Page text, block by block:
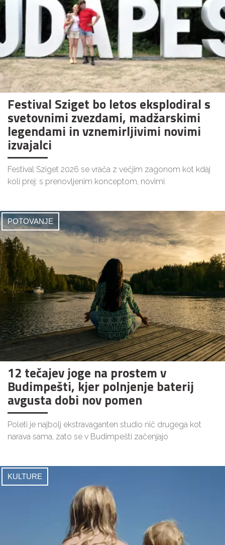
Festival Sziget bo letos eksplodiral s
svetovnimi zvezdami, madžarskimi
legendami in vznemirljivimi novimi
izvajalci
Festival Sziget 2026 se vrača z večjim zagonom kot kdaj
koli prej: s prenovljenim konceptom, novimi
POTOVANJE
12 tečajev joge na prostem v
Budimpešti, kjer polnjenje baterij
avgusta dobi nov pomen
Poleti je najbolj ekstravaganten studio nič drugega kot
narava sama, zato se v Budimpešti začenjajo
KULTURE